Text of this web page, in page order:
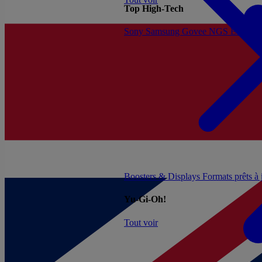
Boosters & Displays Formats prêts
Yu-Gi-Oh!
Tout voir
Top High-Tech
Sony Samsung Govee NGS Energy